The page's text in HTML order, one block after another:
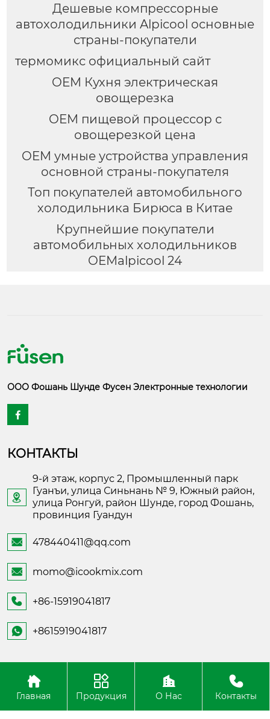
Дешевые компрессорные
автохолодильники Alpicool основные
страны-покупатели
термомикс официальный сайт
OEM Кухня электрическая
овощерезка
OEM пищевой процессор с
овощерезкой цена
OEM умные устройства управления
основной страны-покупателя
Топ покупателей автомобильного
холодильника Бирюса в Китае
Крупнейшие покупатели
автомобильных холодильников
OEMalpicool 24
ООО Фошань Шунде Фусен Электронные технологии

КОНТАКТЫ

9-й этаж, корпус 2, Промышленный парк
Гуанъи, улица Синьнань № 9, Южный район,
улица Ронгуй, район Шунде, город Фошань,
провинция Гуандун
 478440411@qq.com
 momo@icookmix.com
 +86-15919041817
 +8615919041817
Copyright ©Foshan Shunde Fusheng Electronic
Technology
Главная Продукция О Нас Контакты